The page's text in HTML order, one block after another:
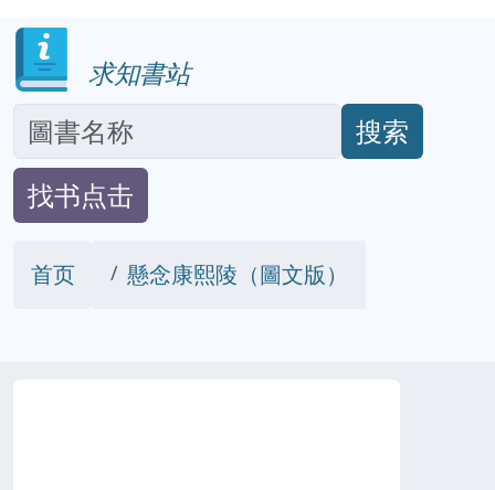
求知書站
搜索
找书点击
首页 懸念康熙陵（圖文版）